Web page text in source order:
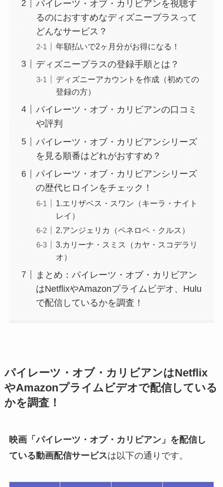
パイレーツ・オブ・カリビアンを視聴す
るのにおすすめなディズニープラスって
どんなサービス？
年額払いで2ヶ月分がお得になる！
ディズニープラスの登録手順とは？
ディズニーアカウントを作成（初めての
登録の方）
パイレーツ・オブ・カリビアンの口コミ
や評判
パイレーツ・オブ・カリビアンシリーズ
を見る順番はどれがおすすめ？
パイレーツ・オブ・カリビアンシリーズ
の歴代ヒロインをチェック！
1.エリザベス・スワン（キーラ・ナイト
レイ）
2.アンジェリカ（ペネロペ・クルス）
3.カリーナ・スミス（カヤ・スコデラリ
オ）
まとめ：パイレーツ・オブ・カリビアン
はNetflixやAmazonプライムビデオ、Hulu
で配信しているかを調査！
パイレーツ・オブ・カリビアンはNetflix
やAmazonプライムビデオで配信している
かを調査！
映画「パイレーツ・オブ・カリビアン」を配信し
ている動画配信サービスは以下の通りです。